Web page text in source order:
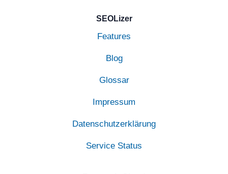
SEOLizer
Features
Blog
Glossar
Impressum
Datenschutzerklärung
Service Status